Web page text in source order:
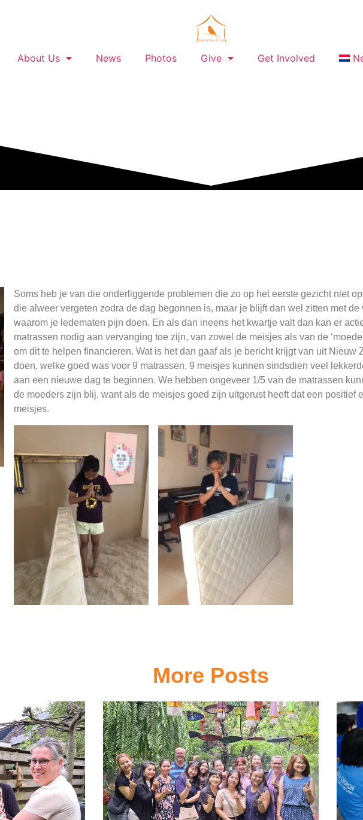
About Us News Photos Give Get Involved
Soms heb je van die onderliggende problemen die zo op het eerste gezicht niet
die alweer vergeten zodra de dag begonnen is, maar je blijft dan wel zitten met
waarom je ledematen pijn doen. En als dan ineens het kwartje valt dan kan er
matrassen nodig aan vervanging toe zijn, van zowel de meisjes als van de
om dit te helpen financieren. Wat is het dan gaaf als je bericht krijgt van uit Nieuw
doen, welke goed was voor 9 matrassen. 9 meisjes kunnen sindsdien veel
aan een nieuwe dag te beginnen. We hebben ongeveer 1/5 van de matrassen
de moeders zijn blij, want als de meisjes goed zijn uitgerust heeft dat een positief
meisjes.
More Posts